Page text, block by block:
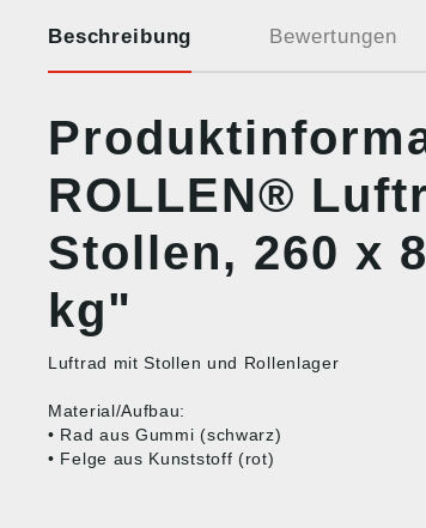
Beschreibung Bewertungen
ROLLEN®
Stollen, 260 x
kg"
Luftrad mit Stollen und Rollenlager
Material/Aufbau:
• Rad aus Gummi (schwarz)
• Felge aus Kunststoff (rot)